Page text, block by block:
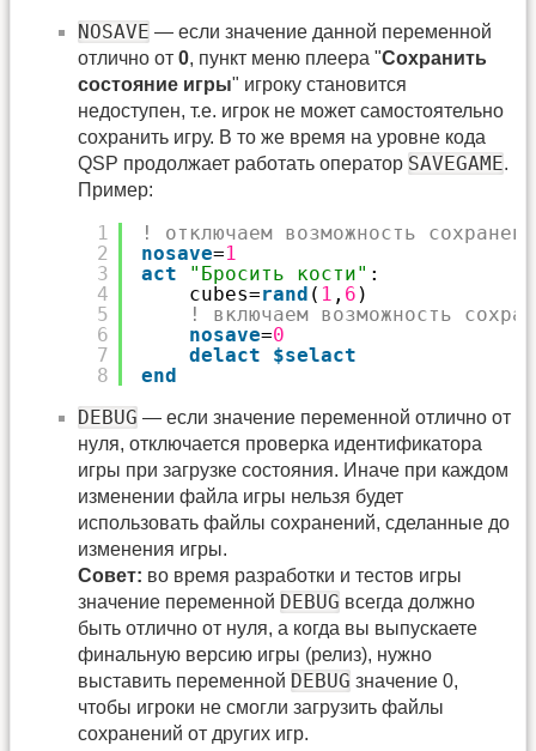
NOSAVE — если значение данной переменной
отлично от 0, пункт меню плеера "Сохранить
состояние игры" игроку становится
недоступен, т.е. игрок не может самостоятельно
сохранить игру. В то же время на уровне кода
QSP продолжает работать оператор SAVEGAME.
Пример:
1
2
3
4
5
6
7
8
! отключаем возможность
nosave=1
act
"Бросить кости" :
cubes=rand ( 1 , 6 )
! включаем возможность
nosave=0
delact
$selact
end
DEBUG — если значение переменной отлично от
нуля, отключается проверка идентификатора
игры при загрузке состояния. Иначе при каждом
изменении файла игры нельзя будет
использовать файлы сохранений, сделанные до
изменения игры.
Совет: во время разработки и тестов игры
значение переменной DEBUG всегда должно
быть отлично от нуля, а когда вы выпускаете
финальную версию игры (релиз), нужно
выставить переменной DEBUG значение 0,
чтобы игроки не смогли загрузить файлы
сохранений от других игр.